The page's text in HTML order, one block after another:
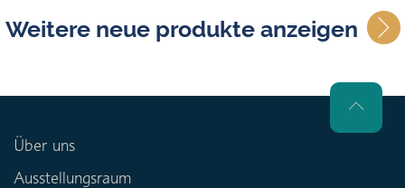
Weitere neue produkte anzeigen
Über uns
Ausstellungsraum